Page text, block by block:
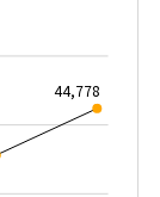
44,778